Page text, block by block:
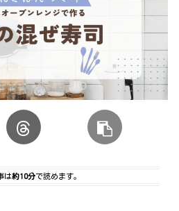
は約10分で読めます。